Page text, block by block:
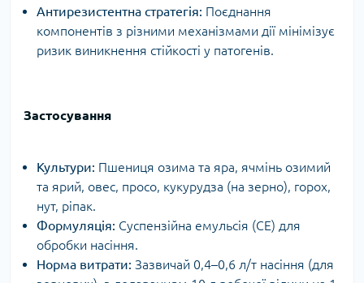
Антирезистентна стратегія: Поєднання
компонентів з різними механізмами дії мінімізує
ризик виникнення стійкості у патогенів.
Застосування
Культури: Пшениця озима та яра, ячмінь озимий
та ярий, овес, просо, кукурудза (на зерно), горох,
нут, ріпак.
Формуляція: Суспензійна емульсія (СЕ) для
обробки насіння.
Норма витрати: Зазвичай 0,4–0,6 л/т насіння (для